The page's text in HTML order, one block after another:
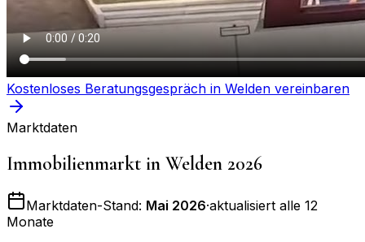
Kostenloses Beratungsgespräch in Welden vereinbaren
Marktdaten
Immobilienmarkt in Welden 2026
Marktdaten-Stand: Mai 2026·aktualisiert alle 12
Monate